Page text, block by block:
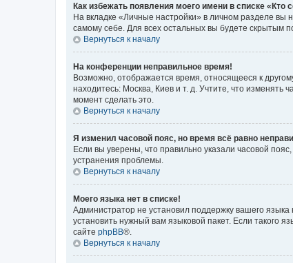
Как избежать появления моего имени в списке «Кто
На вкладке «Личные настройки» в личном разделе вы
самому себе. Для всех остальных вы будете скрытым
Вернуться к началу
На конференции неправильное время!
Возможно, отображается время, относящееся к
находитесь: Москва, Киев и т. д. Учтите, что изменять
момент сделать это.
Вернуться к началу
Я изменил часовой пояс, но время всё равно
Если вы уверены, что правильно указали часовой
устранения проблемы.
Вернуться к началу
Моего языка нет в списке!
Администратор не установил поддержку вашего
установить нужный вам языковой пакет. Если такого
сайте phpBB®.
Вернуться к началу